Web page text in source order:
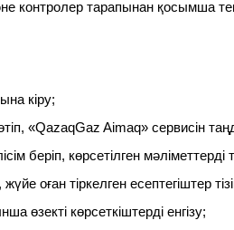
контролер тарапынан қосымша
кіру;
«QazaqGaz Aimaq» сервисін
беріп, көрсетілген мәліметтерді
оған тіркелген есептегіштер
өзекті көрсеткіштерді енгізу;